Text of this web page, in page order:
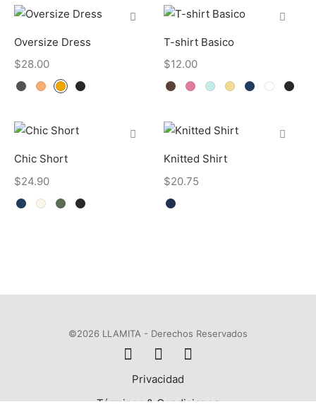
Oversize Dress
$28.00
T-shirt Basico
$12.00
Chic Short
$24.90
Knitted Shirt
$20.75
©2026 LLAMITA - Derechos Reservados
Privacidad
Términos & Condiciones